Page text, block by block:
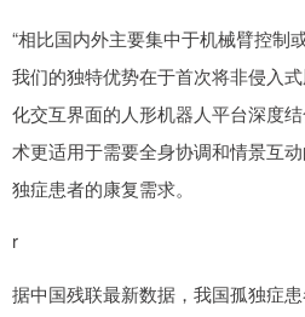
“相比国内外主要集中于机械臂控制
我们的独特优势在于首次将非侵入
化交互界面的人形机器人平台深度
术更适用于需要全身协调和情景互
独症患者的康复需求。
r
据中国残联最新数据，我国孤独症